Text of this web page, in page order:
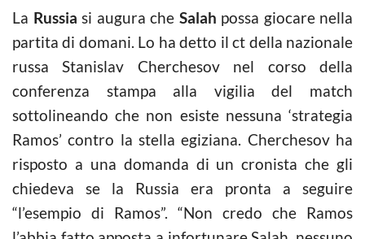
La Russia si augura che Salah possa giocare nella
partita di domani. Lo ha detto il ct della nazionale
russa Stanislav Cherchesov nel corso della
conferenza stampa alla vigilia del match
sottolineando che non esiste nessuna ‘strategia
Ramos’ contro la stella egiziana. Cherchesov ha
risposto a una domanda di un cronista che gli
chiedeva se la Russia era pronta a seguire
“l’esempio di Ramos”. “Non credo che Ramos